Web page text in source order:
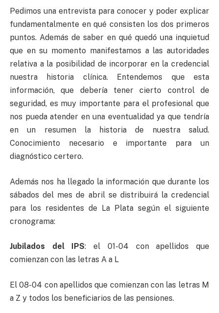
Pedimos una entrevista para conocer y poder explicar
fundamentalmente en qué consisten los dos primeros
puntos. Además de saber en qué quedó una inquietud
que en su momento manifestamos a las autoridades
relativa a la posibilidad de incorporar en la credencial
nuestra historia clínica. Entendemos que esta
información, que debería tener cierto control de
seguridad, es muy importante para el profesional que
nos pueda atender en una eventualidad ya que tendría
en un resumen la historia de nuestra salud.
Conocimiento necesario e importante para un
diagnóstico certero.
Además nos ha llegado la información que durante los
sábados del mes de abril se distribuirá la credencial
para los residentes de La Plata según el siguiente
cronograma:
Jubilados del IPS: el 01-04 con apellidos que
comienzan con las letras A a L
El 08-04 con apellidos que comienzan con las letras M
a Z y todos los beneficiarios de las pensiones.